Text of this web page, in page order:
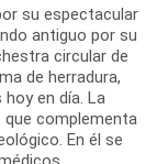
su espectacular
antiguo por su
circular de
de herradura,
en día. La
que complementa
En él se